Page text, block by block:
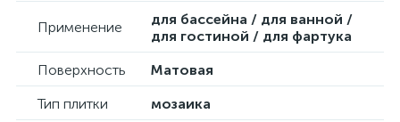
Применение
для бассейна / для ванной /
для гостиной / для фартука
Поверхность
Матовая
Тип плитки
мозаика